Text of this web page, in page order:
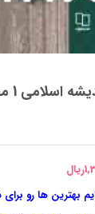
ریال
فعلی
بهترین ها رو برای